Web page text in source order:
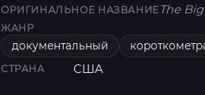
ОРИГИНАЛЬНОЕ НАЗВАНИЕ The
ЖАНР
документальный
СТРАНА США